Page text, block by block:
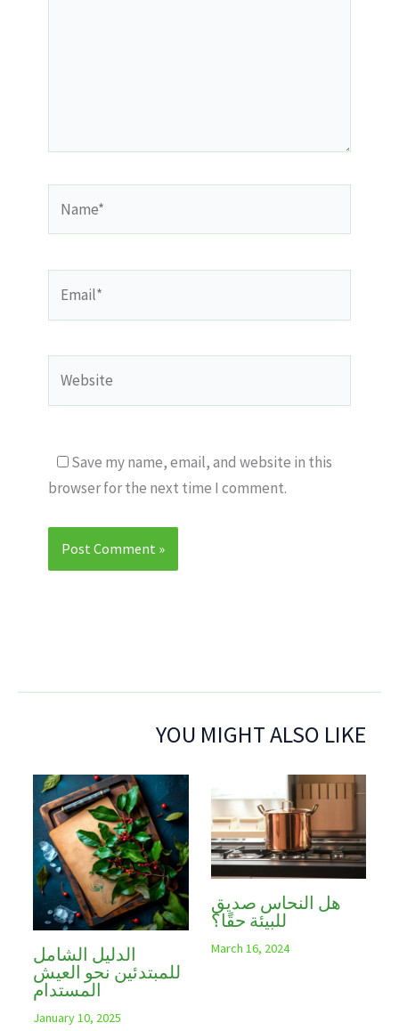
Save my name, email, and website in this
browser for the next time I comment.
YOU MIGHT ALSO LIKE
الدليل الشامل
للمبتدئين نحو العيش
المستدام
January 10, 2025
هل النحاس صديق
للبيئة حقًا؟
March 16, 2024